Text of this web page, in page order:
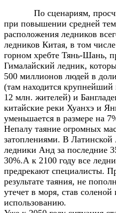
По сценариям,
при повышении средней
расположения ледников
ледников Китая, в том
горном хребте Тянь-Шань,
Гималайский ледник,
500 миллионов людей в
(там находится
12 млн. жителей) и
китайские реки Хуанхэ и
уменьшается в размере на
Непалу таяние огромных
затоплениями. В
ледники Анд за последние
30%.А к 2100 году все
предрекают специалисты.
результате таяния, не
утечет в моря, став
использованию.